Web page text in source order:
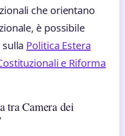
che orientano
è possibile
sulla Politica Estera
e Riforma
tra Camera dei